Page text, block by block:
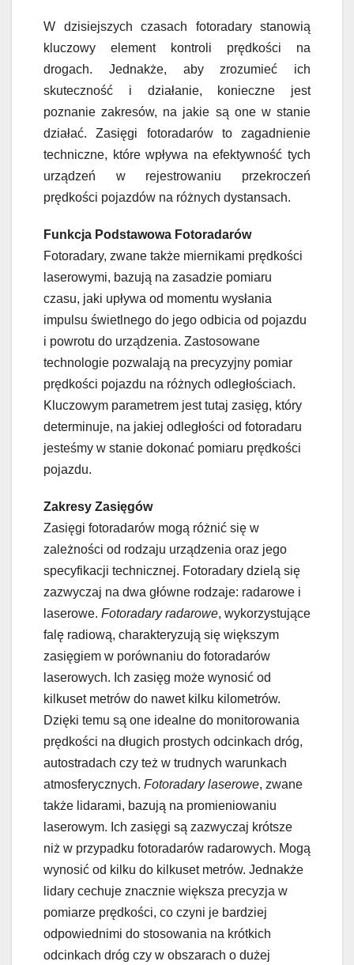
W dzisiejszych czasach fotoradary stanowią
kluczowy element kontroli prędkości na
drogach. Jednakże, aby zrozumieć ich
skuteczność i działanie, konieczne jest
poznanie zakresów, na jakie są one w stanie
działać. Zasięgi fotoradarów to zagadnienie
techniczne, które wpływa na efektywność tych
urządzeń w rejestrowaniu przekroczeń
prędkości pojazdów na różnych dystansach.
Funkcja Podstawowa Fotoradarów
Fotoradary, zwane także miernikami prędkości
laserowymi, bazują na zasadzie pomiaru
czasu, jaki upływa od momentu wysłania
impulsu świetlnego do jego odbicia od pojazdu
i powrotu do urządzenia. Zastosowane
technologie pozwalają na precyzyjny pomiar
prędkości pojazdu na różnych odległościach.
Kluczowym parametrem jest tutaj zasięg, który
determinuje, na jakiej odległości od fotoradaru
jesteśmy w stanie dokonać pomiaru prędkości
pojazdu.
Zakresy Zasięgów
Zasięgi fotoradarów mogą różnić się w
zależności od rodzaju urządzenia oraz jego
specyfikacji technicznej. Fotoradary dzielą się
zazwyczaj na dwa główne rodzaje: radarowe i
laserowe. Fotoradary radarowe, wykorzystujące
falę radiową, charakteryzują się większym
zasięgiem w porównaniu do fotoradarów
laserowych. Ich zasięg może wynosić od
kilkuset metrów do nawet kilku kilometrów.
Dzięki temu są one idealne do monitorowania
prędkości na długich prostych odcinkach dróg,
autostradach czy też w trudnych warunkach
atmosferycznych. Fotoradary laserowe, zwane
także lidarami, bazują na promieniowaniu
laserowym. Ich zasięgi są zazwyczaj krótsze
niż w przypadku fotoradarów radarowych. Mogą
wynosić od kilku do kilkuset metrów. Jednakże
lidary cechuje znacznie większa precyzja w
pomiarze prędkości, co czyni je bardziej
odpowiednimi do stosowania na krótkich
odcinkach dróg czy w obszarach o dużej